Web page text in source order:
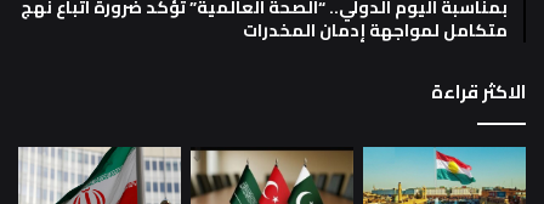
بمناسبة اليوم الدولي.. “الصحة العالمية” تؤكد ضرورة اتباع نهج
متكامل لمواجهة إدمان المخدرات
الاكثر قراءة